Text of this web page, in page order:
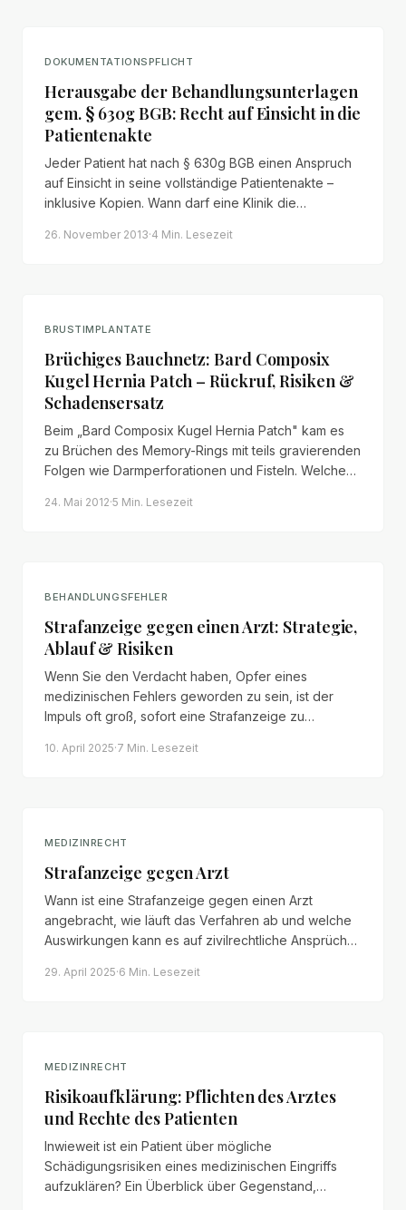
DOKUMENTATIONSPFLICHT
Herausgabe der Behandlungsunterlagen
gem. § 630g BGB: Recht auf Einsicht in die
Patientenakte
Jeder Patient hat nach § 630g BGB einen Anspruch
auf Einsicht in seine vollständige Patientenakte –
inklusive Kopien. Wann darf eine Klinik die
kosten?
26. November 2013·4 Min. Lesezeit
BRUSTIMPLANTATE
Brüchiges Bauchnetz: Bard Composix
Kugel Hernia Patch – Rückruf, Risiken &
Schadensersatz
Beim „Bard Composix Kugel Hernia Patch" kam es
zu Brüchen des Memory-Rings mit teils gravierenden
Folgen wie Darmperforationen und Fisteln. Welche
Hersteller haben.
24. Mai 2012·5 Min. Lesezeit
BEHANDLUNGSFEHLER
Strafanzeige gegen einen Arzt: Strategie,
Ablauf & Risiken
Wenn Sie den Verdacht haben, Opfer eines
medizinischen Fehlers geworden zu sein, ist der
Impuls oft groß, sofort eine Strafanzeige zu
effektivste Weg.
10. April 2025·7 Min. Lesezeit
MEDIZINRECHT
Strafanzeige gegen Arzt
Wann ist eine Strafanzeige gegen einen Arzt
angebracht, wie läuft das Verfahren ab und welche
Auswirkungen kann es auf zivilrechtliche Ansprüche
29. April 2025·6 Min. Lesezeit
MEDIZINRECHT
Risikoaufklärung: Pflichten des Arztes
und Rechte des Patienten
Inwieweit ist ein Patient über mögliche
Schädigungsrisiken eines medizinischen Eingriffs
aufzuklären? Ein Überblick über Gegenstand,